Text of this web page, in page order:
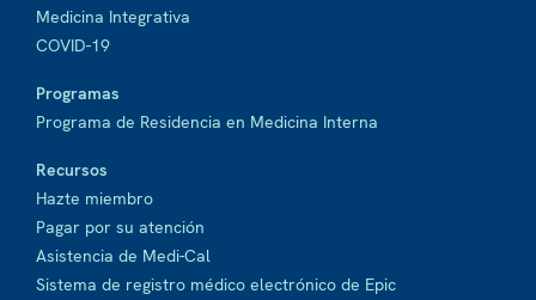
Medicina Integrativa
COVID-19
Programas
Programa de Residencia en Medicina Interna
Recursos
Hazte miembro
Pagar por su atención
Asistencia de Medi-Cal
Sistema de registro médico electrónico de Epic